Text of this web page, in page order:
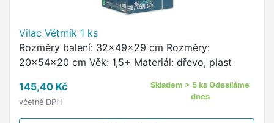
Vilac Větrník 1 ks
Rozměry balení: 32x49x29 cm Rozměry:
20x54x20 cm Věk: 1,5+ Materiál: dřevo, plast
145,40 Kč
včetně DPH
Skladem > 5 ks Odesíláme
dnes